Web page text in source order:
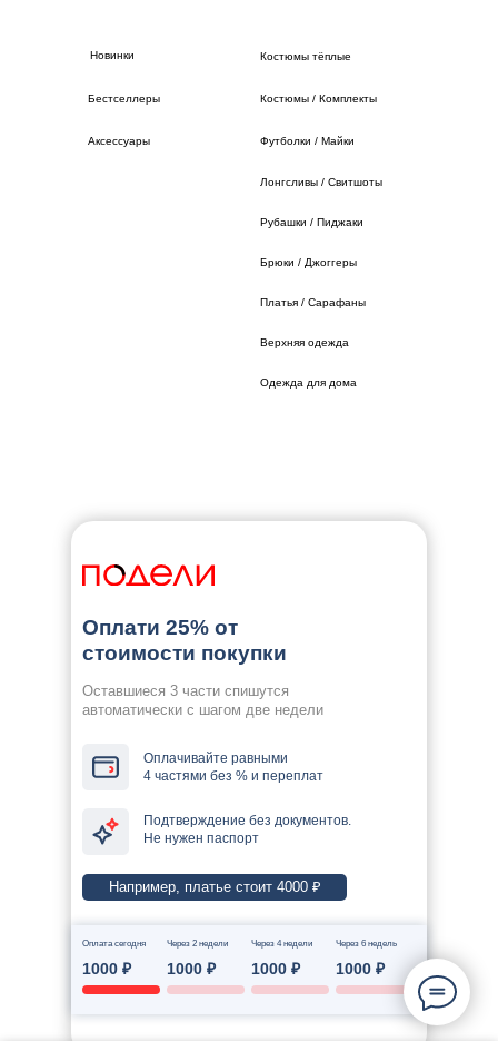
Платья / Сарафаны
Брюки / Джоггеры
Футболки / Майки
Костюмы / Комплекты
Костюмы тёплые
Одежда для дома
Бестселлеры
Новинки
Верхняя одежда
Лонгсливы / Свитшоты
Аксессуары
Рубашки / Пиджаки
Оплати 25% от
стоимости покупки
Оставшиеся 3 части спишутся
автоматически с шагом две недели
Оплачивайте равными
4 частями без % и переплат
Подтверждение без документов.
Не нужен паспорт
Например, платье стоит 4000 ₽
Оплата сегодня Через 2 недели Через 4 недели Через 6 недель
1000 ₽ 1000 ₽ 1000 ₽ 1000 ₽